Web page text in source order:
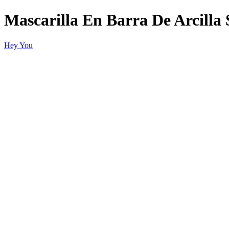
Mascarilla En Barra De Arcilla
Hey You